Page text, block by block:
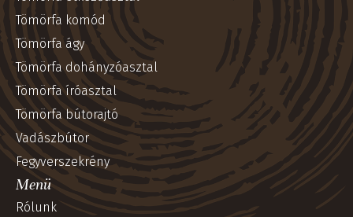
Tömörfa komód
Tömörfa ágy
Tömörfa dohányzóasztal
Tömörfa íróasztal
Tömörfa bútorajtó
Vadászbútor
Fegyverszekrény
Menü
Rólunk